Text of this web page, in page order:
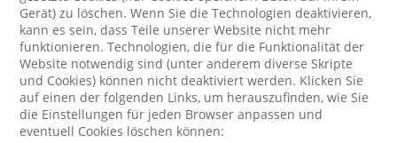
Gerät) zu löschen. Wenn Sie die Technologien deaktivieren,
kann es sein, dass Teile unserer Website nicht mehr
funktionieren. Technologien, die für die Funktionalität der
Website notwendig sind (unter anderem diverse Skripte
und Cookies) können nicht deaktiviert werden. Klicken Sie
auf einen der folgenden Links, um herauszufinden, wie Sie
die Einstellungen für jeden Browser anpassen und
eventuell Cookies löschen können: